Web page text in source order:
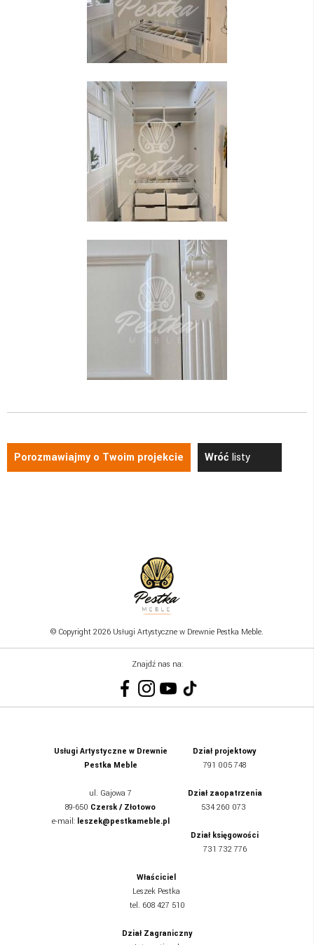
Porozmawiajmy o Twoim projekcie Wróć listy
© Copyright 2026 Usługi Artystyczne w Drewnie Pestka Meble.
Znajdź nas na:
Usługi Artystyczne w Drewnie
Pestka Meble
ul. Gajowa 7
89-650 Czersk / Złotowo
e-mail: leszek@pestkameble.pl
Dział projektowy
791 005 748
Dział zaopatrzenia
534 260 073
Dział księgowości
731 732 776
Właściciel
Leszek Pestka
tel. 608 427 510
Dział Zagraniczny